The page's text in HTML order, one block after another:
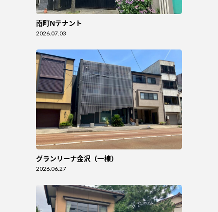
南町Nテナント
2026.07.03
グランリーナ金沢（一棟）
2026.06.27